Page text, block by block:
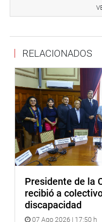
al considerar que
con propuestas ya
generar confusión
técnico.
Asimismo, se advirtió
principios de eficiencia y
contenidos en la
que no aportaría nuevas
adecuaría plenamente a
El dictamen fue
OFICINA DE
INSTITUCIONAL
RELACIONADOS
Presidente de la
recibió a
discapacidad
07 Ago 2026 | 17:50 h